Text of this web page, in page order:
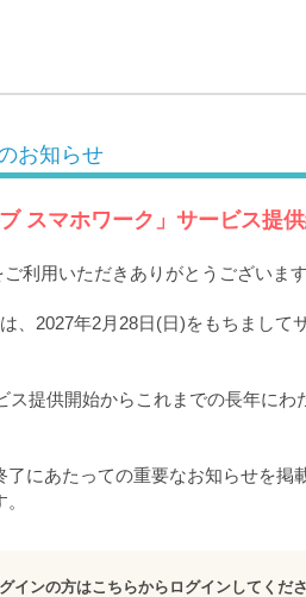
お知らせ
スマホワーク」サービス提
利用いただきありがとうございます
、2027年2月28日(日)をもちまして
ス提供開始からこれまでの長年にわ
にあたっての重要なお知らせを掲
インの方はこちらからログインしてくだ